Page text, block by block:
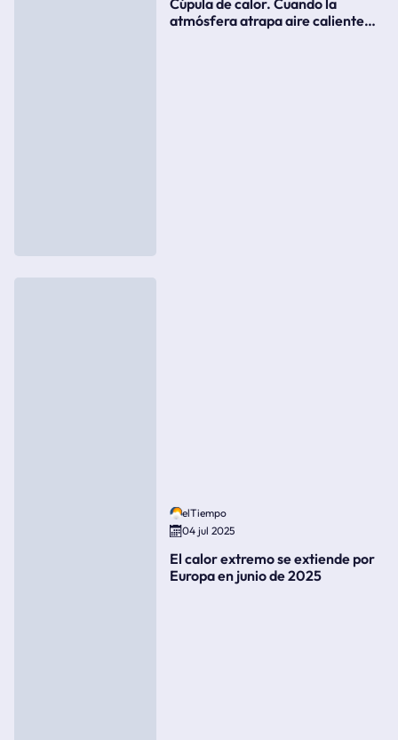
atmósfera atrapa aire caliente
elTiempo
04 jul 2025
El calor extremo se extiende por
Europa en junio de 2025